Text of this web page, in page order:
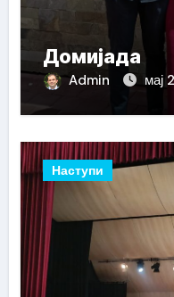
Домијада
Admin мај
Наступи